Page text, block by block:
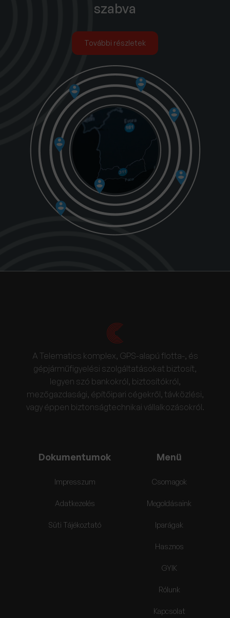
szabva
További részletek
A Telematics komplex, GPS-alapú flotta-, és
gépjárműfigyelési szolgáltatásokat biztosít,
legyen szó bankokról, biztosítókról,
mezőgazdasági, építőipari cégekről, távközlési,
vagy éppen biztonságtechnikai vállalkozásokról.
Dokumentumok
Impresszum
Adatkezelés
Süti Tájékoztató
Menü
Csomagok
Megoldásaink
Iparágak
Hasznos
GYIK
Rólunk
Kapcsolat